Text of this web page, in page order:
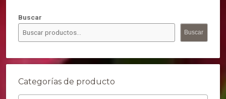
Buscar
Buscar
Categorías de producto